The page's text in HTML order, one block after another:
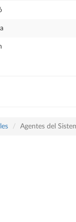
Agentes del